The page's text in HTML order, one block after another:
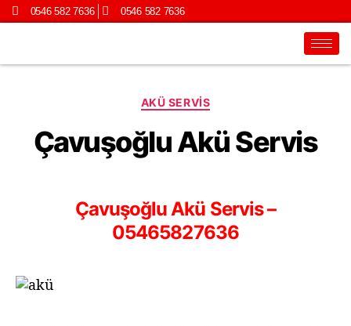
0546 582 7636 0546 582 7636
AKÜ SERVIS
Çavuşoğlu Akü Servis
Çavuşoğlu Akü Servis –
05465827636